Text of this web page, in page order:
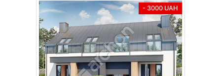
- 3000 UAH